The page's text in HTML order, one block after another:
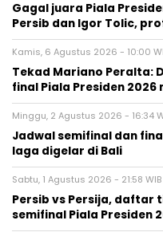
Gagal juara Piala
Persib dan Igor Tolic,
Kamis, 6 Agustus 2026 - 10:00
Tekad Mariano Peralta:
final Piala Presiden 2026
Minggu, 2 Agustus 2026 - 16:34
Jadwal semifinal dan
laga digelar di Bali
Sabtu, 1 Agustus 2026 - 21:58 WIB
Persib vs Persija, daftar
semifinal Piala Presiden